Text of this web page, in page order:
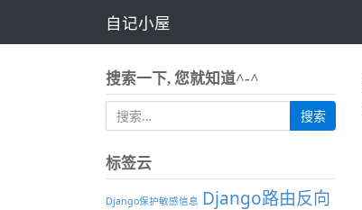
自记小屋
搜索一下, 您就知道^-^
标签云
Django保护敏感信息 Django路由反向